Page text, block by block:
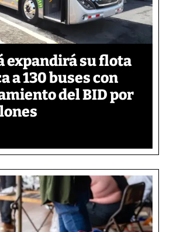
expandirá su flota
a 130 buses con
del BID por